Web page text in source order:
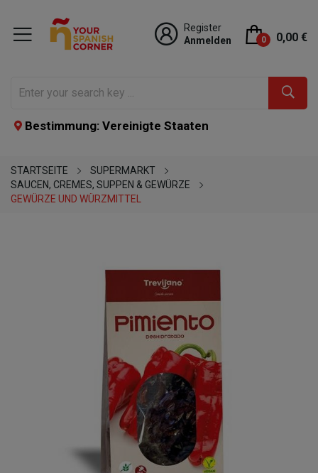
Register
Anmelden
0 0,00 €
Bestimmung: Vereinigte Staaten
STARTSEITE
SUPERMARKT
SAUCEN, CREMES, SUPPEN & GEWÜRZE
GEWÜRZE UND WÜRZMITTEL